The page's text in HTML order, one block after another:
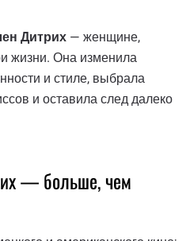
Дитрих — женщине,
жизни. Она изменила
и стиле, выбрала
и оставила след далеко
— больше, чем